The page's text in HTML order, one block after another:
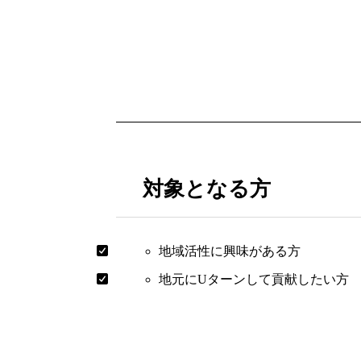
対象となる方
地域活性に興味がある方
地元にUターンして貢献したい方